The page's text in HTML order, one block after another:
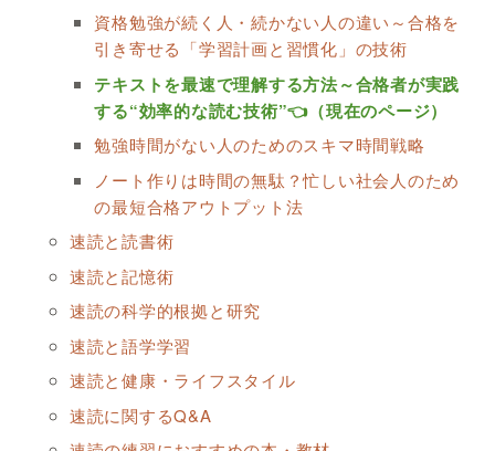
資格勉強が続く人・続かない人の違い～合格を
引き寄せる「学習計画と習慣化」の技術
テキストを最速で理解する方法～合格者が実践
する“効率的な読む技術”👈（現在のページ）
勉強時間がない人のためのスキマ時間戦略
ノート作りは時間の無駄？忙しい社会人のため
の最短合格アウトプット法
速読と読書術
速読と記憶術
速読の科学的根拠と研究
速読と語学学習
速読と健康・ライフスタイル
速読に関するQ&A